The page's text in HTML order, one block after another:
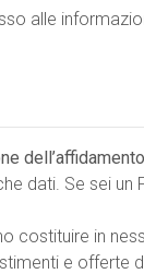
alle
dati. Se sei un
costituire in
e offerte